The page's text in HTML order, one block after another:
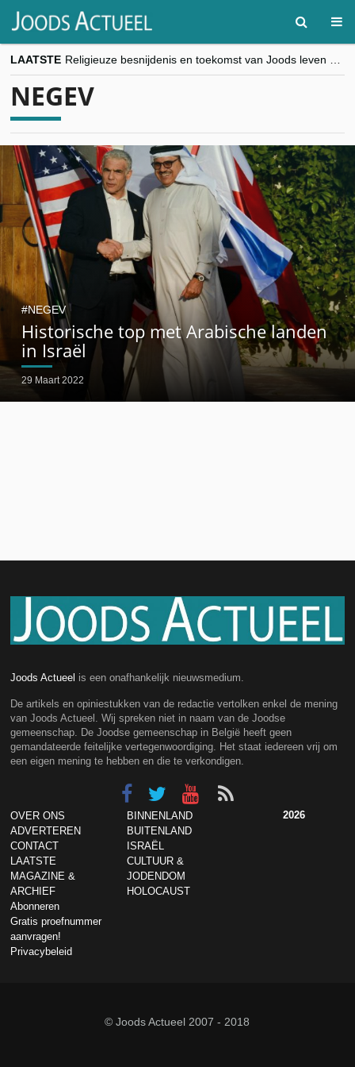
LAATSTE
“Besnijdenisdebat toont hoe moeilijk seculiere Westen minderheden begrijpt”, Jinnih Beels (Vooruit)
NEGEV
Historische top met Arabische landen
in Israël
29 Maart 2022
NEGEV
Joods Actueel is een onafhankelijk nieuwsmedium.
De artikels en opiniestukken van de redactie vertolken enkel de mening
van Joods Actueel. Wij spreken niet in naam van de Joodse
gemeenschap. De Joodse gemeenschap in België heeft geen
gemandateerde feitelijke vertegenwoordiging. Het staat iedereen vrij om
een eigen mening te hebben en die te verkondigen.
OVER ONS
ADVERTEREN
CONTACT
LAATSTE
MAGAZINE &
ARCHIEF
Abonneren
Gratis proefnummer
aanvragen!
Privacybeleid
BINNENLAND
BUITENLAND
ISRAËL
CULTUUR &
JODENDOM
HOLOCAUST
2026
© Joods Actueel 2007 - 2018